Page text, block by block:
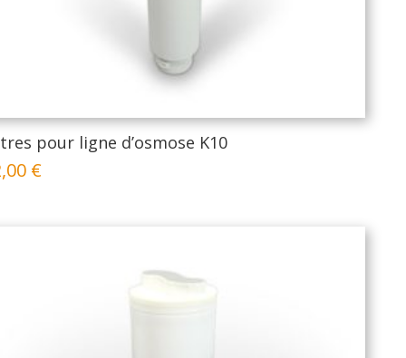
pour ligne d’osmose K10
€